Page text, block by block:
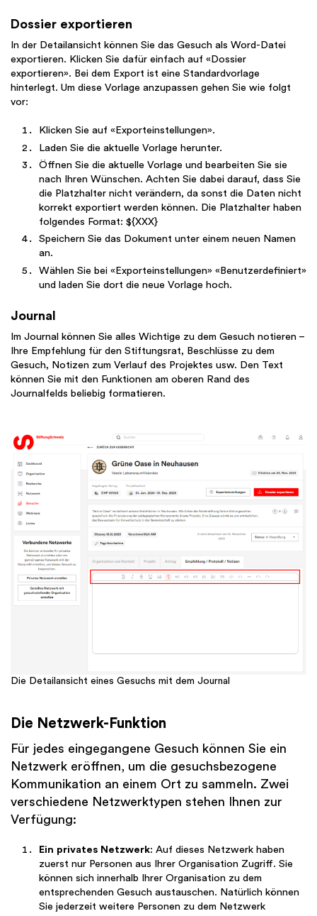
Dossier exportieren
In der Detailansicht können Sie das Gesuch als Word-Datei
exportieren. Klicken Sie dafür einfach auf «Dossier
exportieren». Bei dem Export ist eine Standardvorlage
hinterlegt. Um diese Vorlage anzupassen gehen Sie wie folgt
vor:
Klicken Sie auf «Exporteinstellungen».
Laden Sie die aktuelle Vorlage herunter.
Öffnen Sie die aktuelle Vorlage und bearbeiten Sie sie
nach Ihren Wünschen. Achten Sie dabei darauf, dass Sie
die Platzhalter nicht verändern, da sonst die Daten nicht
korrekt exportiert werden können. Die Platzhalter haben
folgendes Format: ${XXX}
Speichern Sie das Dokument unter einem neuen Namen
an.
Wählen Sie bei «Exporteinstellungen» «Benutzerdefiniert»
und laden Sie dort die neue Vorlage hoch.
Journal
Im Journal können Sie alles Wichtige zu dem Gesuch notieren –
Ihre Empfehlung für den Stiftungsrat, Beschlüsse zu dem
Gesuch, Notizen zum Verlauf des Projektes usw. Den Text
können Sie mit den Funktionen am oberen Rand des
Journalfelds beliebig formatieren.
Die Detailansicht eines Gesuchs mit dem Journal
Die Netzwerk-Funktion
Für jedes eingegangene Gesuch können Sie ein
Netzwerk eröffnen, um die gesuchsbezogene
Kommunikation an einem Ort zu sammeln. Zwei
verschiedene Netzwerktypen stehen Ihnen zur
Verfügung:
Ein privates Netzwerk: Auf dieses Netzwerk haben
zuerst nur Personen aus Ihrer Organisation Zugriff. Sie
können sich innerhalb Ihrer Organisation zu dem
entsprechenden Gesuch austauschen. Natürlich können
Sie jederzeit weitere Personen zu dem Netzwerk